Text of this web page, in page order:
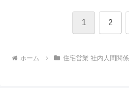
1 2
ホーム 住宅営業 社内人間関係